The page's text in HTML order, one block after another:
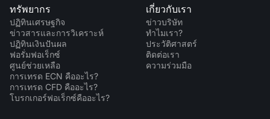
ทรัพยากร
ปฏิทินเศรษฐกิจ
ข่าวสารและการวิเคราะห์
ปฏิทินเงินปันผล
ฟอรั่มฟอเร็กซ์
ศูนย์ช่วยเหลือ
การเทรด ECN คืออะไร?
การเทรด CFD คืออะไร?
โบรกเกอร์ฟอเร็กซ์คืออะไร?
เกี่ยวกับเรา
ข่าวบริษัท
ทำไมเรา?
ประวัติศาสตร์
ติดต่อเรา
ความร่วมมือ